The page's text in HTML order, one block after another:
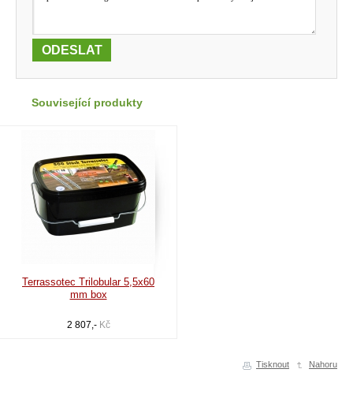
Související produkty
Terrassotec Trilobular 5,5x60
mm box
2 807,-Kč
Tisknout Nahoru